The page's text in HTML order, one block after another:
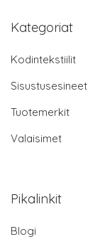
Kategoriat
Kodintekstiilit
Sisustusesineet
Tuotemerkit
Valaisimet
Pikalinkit
Blogi